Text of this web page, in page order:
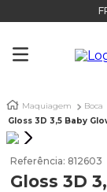
Maquiagem Boca
Gloss 3D 3,5 Baby
Referência: 812603
Gloss 3D